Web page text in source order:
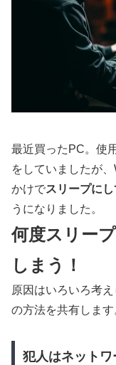
最近買ったPC。使
をしていましたが
かけでスリープに
うになりました。
何度スリー
しまう！
原因はいろいろ考
の方法を共有します
犯人はネットワ